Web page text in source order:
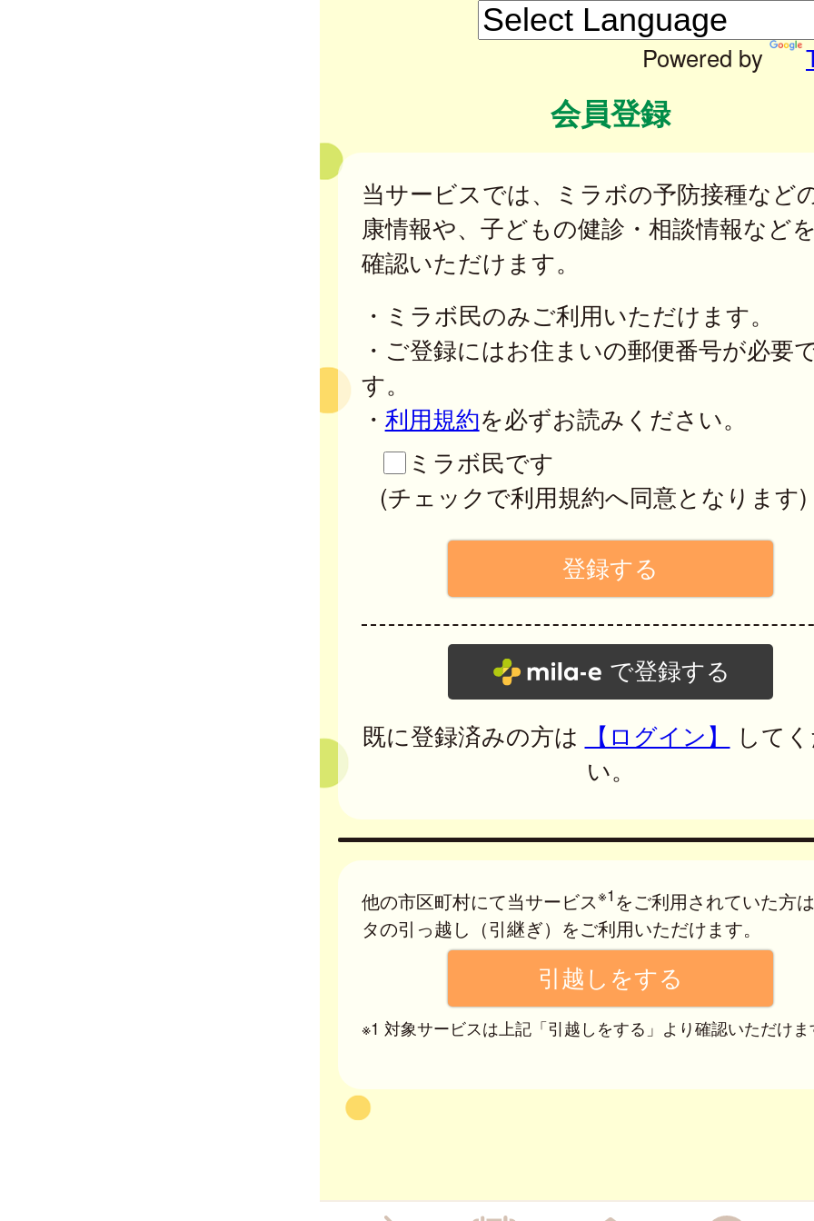
Powered by
会員登録
当サービスでは、ミラボの予防接種など
康情報や、子どもの健診・相談情報など
確認いただけます。
・ミラボ民のみご利用いただけます。
・ご登録にはお住まいの郵便番号が必要
す。
・ 利用規約を必ずお読みください。
ミラボ民です
(チェックで利用規約へ同意となります)
で登録する
既に登録済みの方は 【ログイン】
して
い。
他の市区町村にて当サービス※1 をご利用されていた方
タの引っ越し（引継ぎ）をご利用いただけます。
※1 対象サービスは上記「引越しをする」より確認いただけま